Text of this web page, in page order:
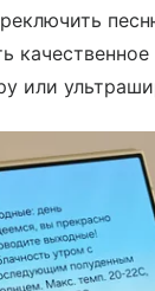
или